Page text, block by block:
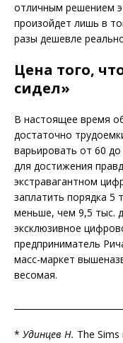
отличным решением
произойдет лишь в
разы дешевле
Цена того,
сидел»
В настоящее время
достаточно
варьировать от 60
для достижения
экстравагантном
заплатить порядка 5
меньше, чем 9,5 тыс.
эксклюзивное
предприниматель
масс-маркет
весомая.
* Удинцев Н. The